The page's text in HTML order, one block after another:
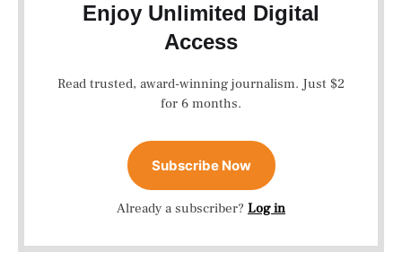
Enjoy Unlimited Digital
Access
Read trusted, award-winning journalism. Just $2
for 6 months.
Subscribe Now
Already a subscriber? Log in